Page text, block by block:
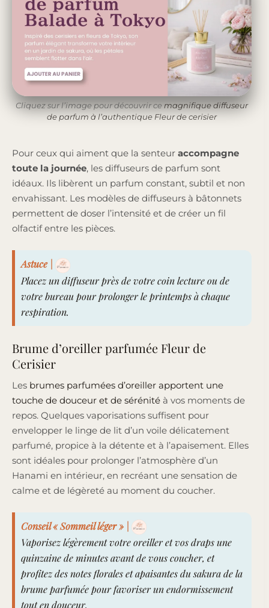
Cliquez sur l’image pour découvrir cemagnifique diffuseur
de parfum à l’authentique Fleur de cerisier
Pour ceux qui aiment que la senteur accompagne
toute la journée, les diffuseurs de parfum sont
idéaux. Ils libèrent un parfum constant, subtil et non
envahissant. Les modèles de diffuseurs à bâtonnets
permettent de doser l’intensité et de créer un fil
olfactif entre les pièces.
Astuce|
Placez un diffuseur près de votre coin lecture ou de
votre bureau pour prolonger le printemps à chaque
respiration.
Brume d’oreiller parfumée Fleur de
Cerisier
Les brumes parfumées d’oreiller apportent une
touche de douceur et de sérénité à vos moments de
repos. Quelques vaporisations suffisent pour
envelopper le linge de lit d’un voile délicatement
parfumé, propice à la détente et à l’apaisement. Elles
sont idéales pour prolonger l’atmosphère d’un
Hanami en intérieur, en recréant une sensation de
calme et de légèreté au moment du coucher.
Conseil « Sommeil léger »|
Vaporisez légèrement votre oreiller et vos draps une
quinzaine de minutes avant de vous coucher, et
profitez des notes florales et apaisantes du sakura de la
brume parfuméepour favoriser un endormissement
tout en douceur.